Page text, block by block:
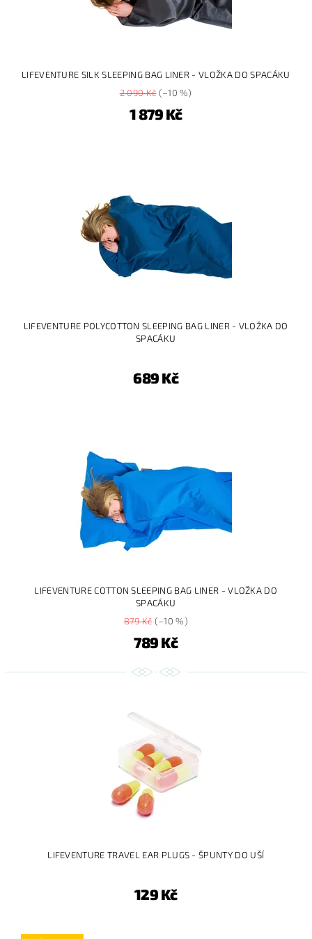
LIFEVENTURE SILK SLEEPING BAG LINER - VLOŽKA DO SPACÁKU
2 090 Kč(–10 %)
1 879 Kč
LIFEVENTURE POLYCOTTON SLEEPING BAG LINER - VLOŽKA DO
SPACÁKU
689 Kč
LIFEVENTURE COTTON SLEEPING BAG LINER - VLOŽKA DO
SPACÁKU
879 Kč(–10 %)
789 Kč
LIFEVENTURE TRAVEL EAR PLUGS - ŠPUNTY DO UŠÍ
129 Kč